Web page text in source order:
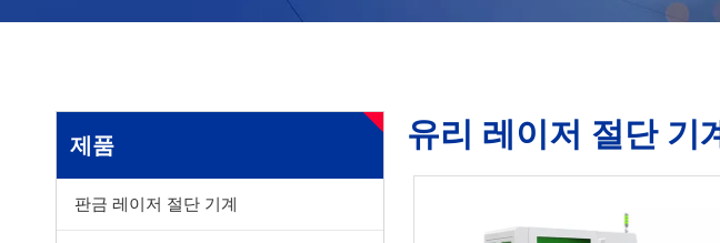
제품
판금 레이저 절단 기계
유리 레이저 절단 기